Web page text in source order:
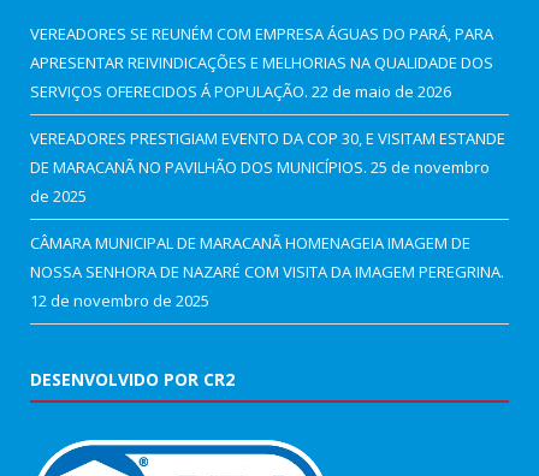
VEREADORES SE REUNÉM COM EMPRESA ÁGUAS DO PARÁ, PARA
APRESENTAR REIVINDICAÇÕES E MELHORIAS NA QUALIDADE DOS
SERVIÇOS OFERECIDOS Á POPULAÇÃO. 22 de maio de 2026
VEREADORES PRESTIGIAM EVENTO DA COP 30, E VISITAM ESTANDE
DE MARACANÃ NO PAVILHÃO DOS MUNICÍPIOS. 25 de novembro
de 2025
CÂMARA MUNICIPAL DE MARACANÃ HOMENAGEIA IMAGEM DE
NOSSA SENHORA DE NAZARÉ COM VISITA DA IMAGEM PEREGRINA.
12 de novembro de 2025
DESENVOLVIDO POR CR2